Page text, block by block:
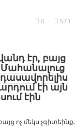
0 571
էր, բայց
Մահանալուց
էի այն
էին
ոչ մեկս չգիտեինք․